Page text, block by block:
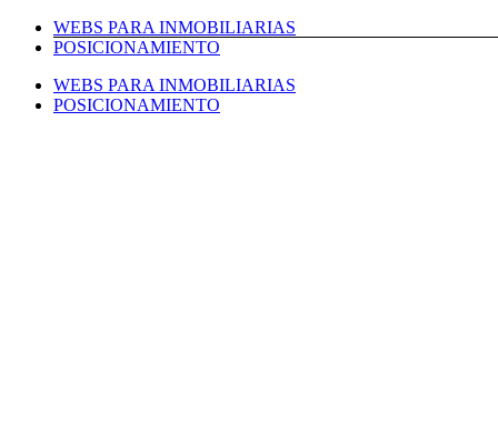
Saltar
WEBS PARA INMOBILIARIAS
POSICIONAMIENTO
WEBS PARA INMOBILIARIAS
POSICIONAMIENTO